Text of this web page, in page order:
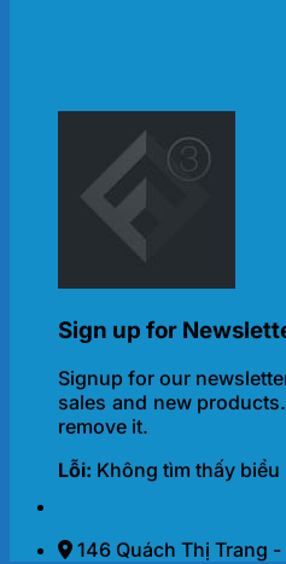
Sign up for
Signup for our
sales and new
remove it.
Lỗi: Không tìm thấy biểu
146 Quách Thị Trang